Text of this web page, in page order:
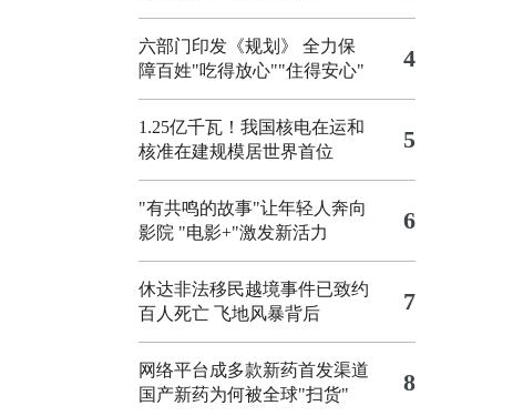
六部门印发《规划》 全力保
障百姓"吃得放心""住得安心"
4
1.25亿千瓦！我国核电在运和
核准在建规模居世界首位
5
"有共鸣的故事"让年轻人奔向
影院 "电影+"激发新活力 6
休达非法移民越境事件已致约
百人死亡 飞地风暴背后 7
网络平台成多款新药首发渠道
国产新药为何被全球"扫货"
8